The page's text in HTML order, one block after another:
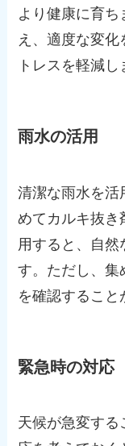
より健康に育ち
え、適度な変
トレスを軽減し
雨水の活用
清潔な雨水を活
めてカルキ抜き
用すると、自然
す。ただし、集
を確認すること
緊急時の対応
天候が急変する